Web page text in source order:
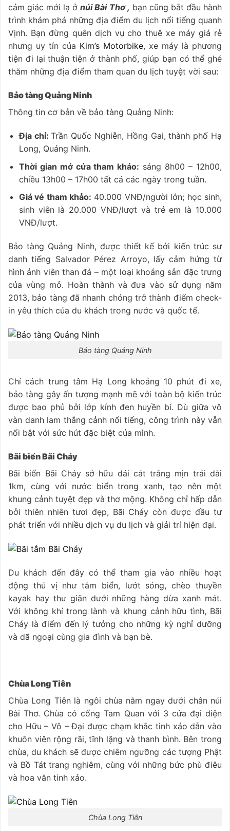
cảm giác mới lạ ởnúi Bài Thơ , bạn cũng bắt đầu hành
trình khám phá những địa điểm du lịch nổi tiếng quanh
Vịnh. Bạn đừng quên dịch vụ cho thuê xe máy giá rẻ
nhưng uy tín của Kim’s Motorbike, xe máy là phương
tiện đi lại thuận tiện ở thành phố, giúp bạn có thể ghé
thăm những địa điểm tham quan du lịch tuyệt vời sau:
Bảo tàng Quảng Ninh
Thông tin cơ bản về bảo tàng Quảng Ninh:
Địa chỉ:Trần Quốc Nghiễn, Hồng Gai, thành phố Hạ
Long, Quảng Ninh.
Thời gian mở cửa tham khảo: sáng 8h00 – 12h00,
chiều 13h00 – 17h00 tất cả các ngày trong tuần.
Giá vé tham khảo: 40.000 VNĐ/người lớn; học sinh,
sinh viên là 20.000 VNĐ/lượt và trẻ em là 10.000
VNĐ/lượt.
Bảo tàng Quảng Ninh, được thiết kế bởi kiến trúc sư
danh tiếng Salvador Pérez Arroyo, lấy cảm hứng từ
hình ảnh viên than đá – một loại khoáng sản đặc trưng
của vùng mỏ. Hoàn thành và đưa vào sử dụng năm
2013, bảo tàng đã nhanh chóng trở thành điểm check-
in yêu thích của du khách trong nước và quốc tế.
Bảo tàng Quảng Ninh
Chỉ cách trung tâm Hạ Long khoảng 10 phút đi xe,
bảo tàng gây ấn tượng mạnh mẽ với toàn bộ kiến trúc
được bao phủ bởi lớp kính đen huyền bí. Dù giữa vô
vàn danh lam thắng cảnh nổi tiếng, công trình này vẫn
nổi bật với sức hút đặc biệt của mình.
Bãi biển Bãi Cháy
Bãi biển Bãi Cháy sở hữu dải cát trắng mịn trải dài
1km, cùng với nước biển trong xanh, tạo nên một
khung cảnh tuyệt đẹp và thơ mộng. Không chỉ hấp dẫn
bởi thiên nhiên tươi đẹp, Bãi Cháy còn được đầu tư
phát triển với nhiều dịch vụ du lịch và giải trí hiện đại.
Du khách đến đây có thể tham gia vào nhiều hoạt
động thú vị như tắm biển, lướt sóng, chèo thuyền
kayak hay thư giãn dưới những hàng dừa xanh mát.
Với không khí trong lành và khung cảnh hữu tình, Bãi
Cháy là điểm đến lý tưởng cho những kỳ nghỉ dưỡng
và dã ngoại cùng gia đình và bạn bè.
Chùa Long Tiên
Chùa Long Tiên là ngôi chùa nằm ngay dưới chân núi
Bài Thơ. Chùa có cổng Tam Quan với 3 cửa đại diện
cho Hữu – Vô – Đại được chạm khắc tinh xảo dẫn vào
khuôn viên rộng rãi, tĩnh lặng và thanh bình. Bên trong
chùa, du khách sẽ được chiêm ngưỡng các tượng Phật
và Bồ Tát trang nghiêm, cùng với những bức phù điêu
và hoa văn tinh xảo.
Chùa Long Tiên